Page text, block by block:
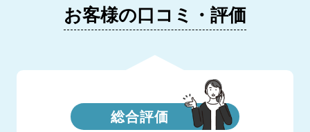
お客様の口コミ・評価
総合評価